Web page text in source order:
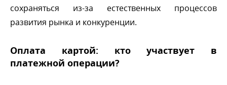
сохраняться из-за естественных процессо
развития рынка и конкуренции.
Оплата картой: кто участвует
платежной операции?